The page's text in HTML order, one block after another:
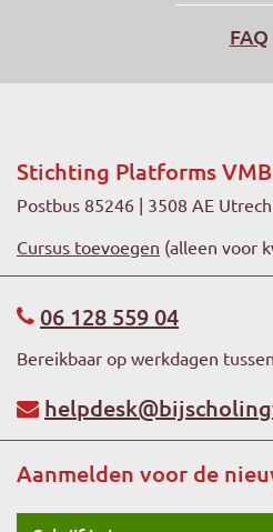
FAQ
Stichting Platforms
Postbus 85246 | 3508 AE
Cursus toevoegen (alleen voor
06 128 559 04
Bereikbaar op werkdagen
Aanmelden voor de